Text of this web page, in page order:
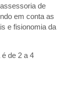
de
em conta as
e fisionomia da
de 2 a 4